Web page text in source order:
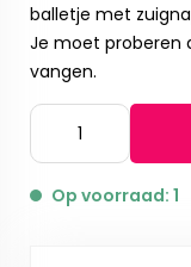
balletje met
Je moet proberen
vangen.
Op voorraad: 1